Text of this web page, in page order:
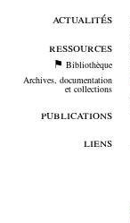
actualités
ressources
Bibliothèque
Archives, documentation
et collections
publications
liens